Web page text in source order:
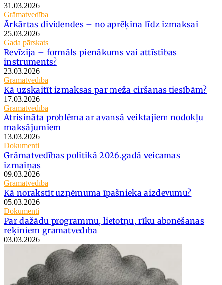
31.03.2026
Grāmatvedība
Ārkārtas dividendes – no aprēķina līdz izmaksai
25.03.2026
Gada pārskats
Revīzija – formāls pienākums vai attīstības
instruments?
23.03.2026
Grāmatvedība
Kā uzskaitīt izmaksas par meža ciršanas tiesībām?
17.03.2026
Grāmatvedība
Atrisināta problēma ar avansā veiktajiem nodokļu
maksājumiem
13.03.2026
Dokumenti
Grāmatvedības politikā 2026.gadā veicamas
izmaiņas
09.03.2026
Grāmatvedība
Kā norakstīt uzņēmuma īpašnieka aizdevumu?
05.03.2026
Dokumenti
Par dažādu programmu, lietotņu, rīku abonēšanas
rēķiniem grāmatvedībā
03.03.2026